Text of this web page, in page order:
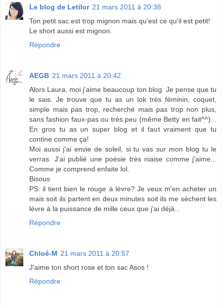
Le blog de Letilor 21 mars 2011 à 20:38
Ton petit sac est trop mignon mais qu'est ce qu'il est petit!
Le short aussi est mignon.
Répondre
AEGB 21 mars 2011 à 20:42
Alors Laura, moi j'aime beaucoup ton blog. Je pense que tu
le sais. Je trouve que tu as un lok très féminin, coquet,
simple mais pas trop, recherché mais pas trop non plus,
sans fashion faux-pas ou très peu (même Betty en fait^^)...
En gros tu as un super blog et il faut vraiment que tu
contine comme ça!
Moi aussi j'ai envie de soleil, si tu vas sur mon blog tu le
verras. J'ai publié une poésie très niaise comme j'aime...
Comme je comprend enfaite lol.
Bisous
PS: il tient bien le rouge à lèvre? Je veux m'en acheter un
mais soit ils partent en deux minutes soit ils me sèchent les
lèvre à la puissance de mille ceux que j'ai déjà...
Répondre
Chloé-M 21 mars 2011 à 20:57
J'aime ton short rose et ton sac Asos !
Répondre